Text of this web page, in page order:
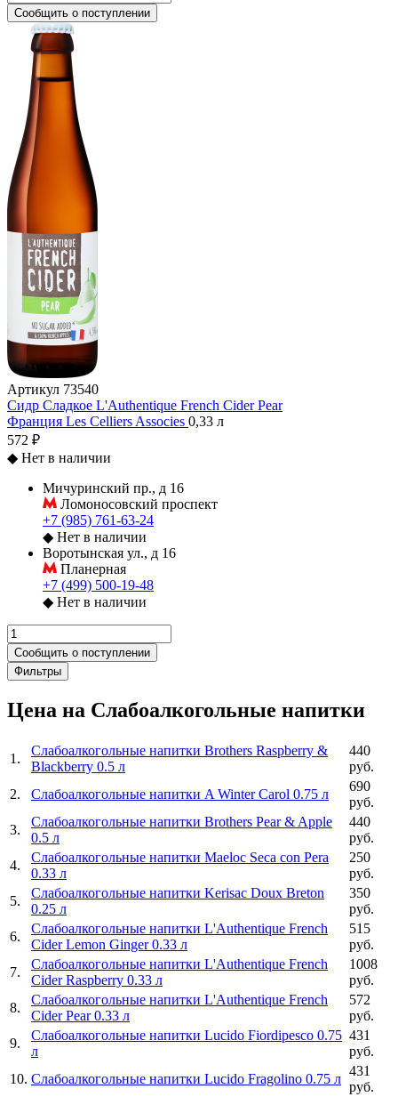
Сообщить о поступлении
Артикул 73540
Сидр Сладкое L'Authentique French Cider Pear
Франция Les Celliers Associes 0,33 л
572 ₽
◆ Нет в наличии
Мичуринский пр., д 16
Ломоносовский проспект
+7 (985) 761-63-24
◆ Нет в наличии
Воротынская ул., д 16
Планерная
+7 (499) 500-19-48
◆ Нет в наличии
Сообщить о поступлении
Фильтры
Цена на Слабоалкогольные напитки
1 .
Слабоалкогольные напитки Brothers Raspberry &
Blackberry 0.5 л
440
руб.
2. Слабоалкогольные напитки A Winter Carol 0.75 л
690
руб.
3.
Слабоалкогольные напитки Brothers Pear & Apple
0.5 л
440
руб.
4.
Слабоалкогольные напитки Maeloc Seca con Pera
0.33 л
250
руб.
5.
Слабоалкогольные напитки Kerisac Doux Breton
0.25 л
350
руб.
6.
Слабоалкогольные напитки L'Authentique French
Cider Lemon Ginger 0.33 л
515
руб.
7.
Слабоалкогольные напитки L'Authentique French
Cider Raspberry 0.33 л
1008
руб.
8.
Слабоалкогольные напитки L'Authentique French
Cider Pear 0.33 л
572
руб.
9.
Слабоалкогольные напитки Lucido Fiordipesco 0.75
л
431
руб.
10. Слабоалкогольные напитки Lucido Fragolino 0.75 л
431
руб.